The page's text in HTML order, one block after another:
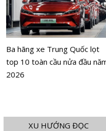
Ba hãng xe Trung Quốc lọt
top 10 toàn cầu nửa đầu năm
2026
XU HƯỚNG ĐỌC